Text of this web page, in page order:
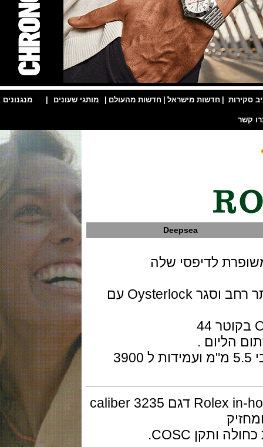
| חדשות מישראל | חדשות מהעולם | מותגי שעונים | מנגנונים |
Deepsea
לדיפסי שלה
המותג מציג קייס משופר עם צמיד יותר רחב וסגר Oysterlock עם
השעון במבנה Oystersteel Monobloc בקוטר 44
באזל השעון קרמי ,ספיר קריסטל בעובי 5.5 מ"מ ועמידות ל 3900
המנגנון מכני אוטומטי של רולקס Rolex in-house דגם caliber 3235